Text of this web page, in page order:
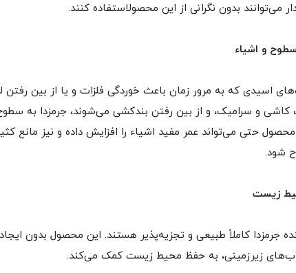
می‌توانند بدون نگرانی از این محصولاستفاده کنند.
و اشیاء
اسیدی که به مرور زمان باعث خوردگی فلزات و یا از بین رفتن
کاشی و سرامیک، و از بین رفتن بندکشی می‌شوند، جرمزدا به
حتی می‌تواند عمر مفید اشیاء را افزایش داده و نیز مانع
شود.
زیست
جرمزدا کاملاً طبیعی و تجزیه‌پذیر هستند. این محصول بدون
زیرزمینی، به حفظ محیط زیست کمک می‌کند.